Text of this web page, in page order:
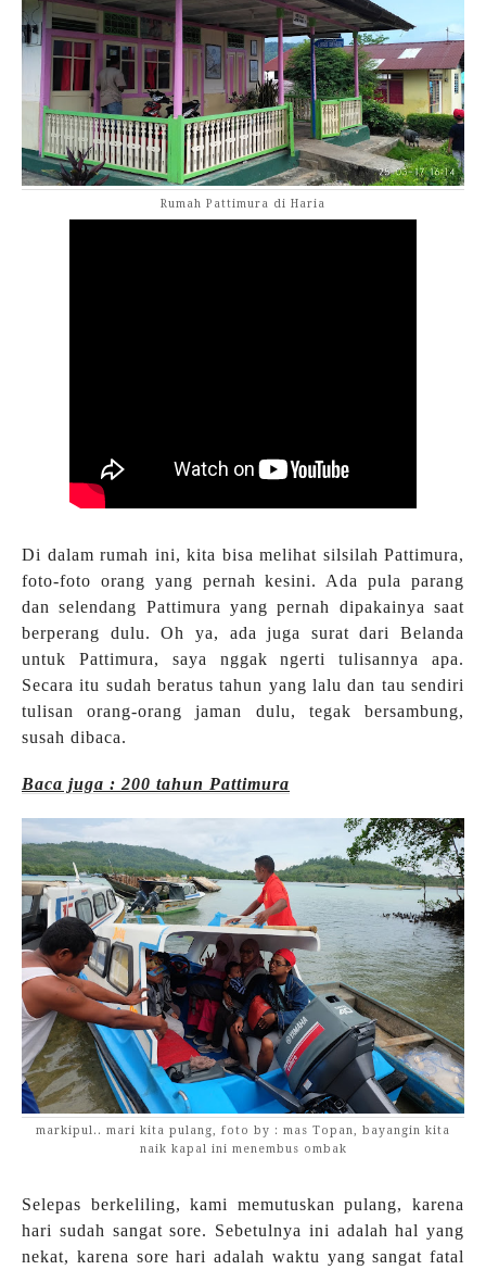
Rumah Pattimura di Haria
Di dalam rumah ini, kita bisa melihat silsilah Pattimura,
foto-foto orang yang pernah kesini. Ada pula parang
dan selendang Pattimura yang pernah dipakainya saat
berperang dulu. Oh ya, ada juga surat dari Belanda
untuk Pattimura, saya nggak ngerti tulisannya apa.
Secara itu sudah beratus tahun yang lalu dan tau sendiri
tulisan orang-orang jaman dulu, tegak bersambung,
susah dibaca.
Baca juga : 200 tahun Pattimura
markipul.. mari kita pulang, foto by : mas Topan, bayangin kita
naik kapal ini menembus ombak
Selepas berkeliling, kami memutuskan pulang, karena
hari sudah sangat sore. Sebetulnya ini adalah hal yang
nekat, karena sore hari adalah waktu yang sangat fatal